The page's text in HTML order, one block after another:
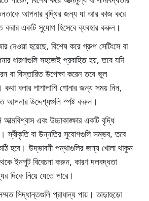
আপনার বৃদ্ধির জন্য যা আর কাজ করে
করার একটি সুযোগ হিসেবে ব্যবহার করুন।
দেওয়া হয়েছে, বিশেষ করে গ্রুপ সেটিংসে বা
ধারণাগুলি সহজেই প্রবাহিত হয়, তবে যদি
বা বিস্তারিত উপেক্ষা করেন তবে ভুল
কথা বলার পাশাপাশি শোনার জন্য সময় নিন,
আপনার উদ্দেশ্যগুলি স্পষ্ট করুন।
এবং উচ্চাকাঙ্ক্ষার একটি বৃদ্ধি
স্বীকৃতি বা উন্নতির সুযোগগুলি সম্ভব, তবে
হবে। উদ্ভাবনী পন্থাগুলির জন্য খোলা থাকুন
ইনপুট বিবেচনা করুন, কারণ দলবদ্ধতা
দিকে নিয়ে যেতে পারে।
সিদ্ধান্তগুলি প্রাধান্য পায়। তাড়াহুড়ো